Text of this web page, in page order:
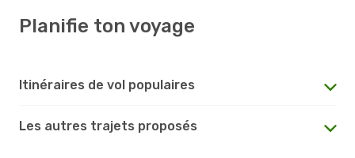
Planifie ton voyage
Itinéraires de vol populaires
Les autres trajets proposés